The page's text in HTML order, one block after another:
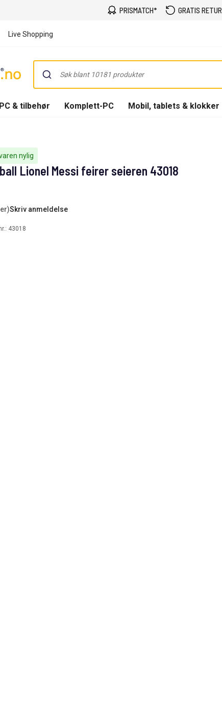
PRISMATCH* GRATIS RETUR
Live Shopping
PC & tilbehør Komplett-PC Mobil, tablets & klokker
nylig
Lionel Messi feirer seieren 43018
Skriv anmeldelse
43018